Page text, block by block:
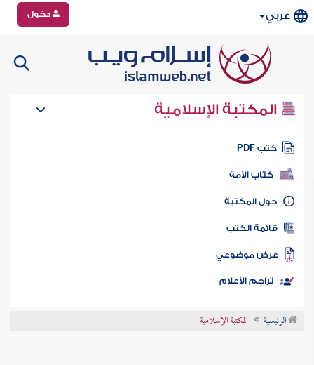
عربي دخول
المكتبة الإسلامية
كتب PDF
كتاب الأمة
المكتبة
الكتب
موضوعي
تراجم الأعلام
الرئيسية المكتبة الإسلامية